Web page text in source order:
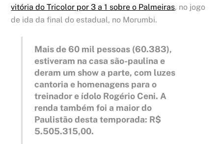
vitória do Tricolor por 3 a 1 sobre o Palmeiras, no jogo
de ida da final do estadual, no Morumbi.
Mais de 60 mil pessoas (60.383),
estiveram na casa são-paulina e
deram um show a parte, com luzes
cantoria e homenagens para o
treinador e ídolo Rogério Ceni. A
renda também foi a maior do
Paulistão desta temporada: R$
5.505.315,00.